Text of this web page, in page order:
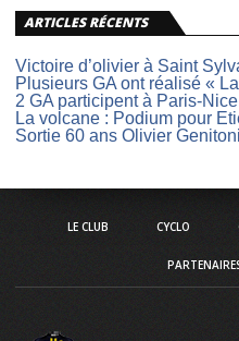
ARTICLES RÉCENTS
Victoire d’olivier à Saint
Plusieurs GA ont réalisé «
2 GA participent à Paris-
La volcane : Podium pour
Sortie 60 ans Olivier Genitoni
LE CLUB CYCLO